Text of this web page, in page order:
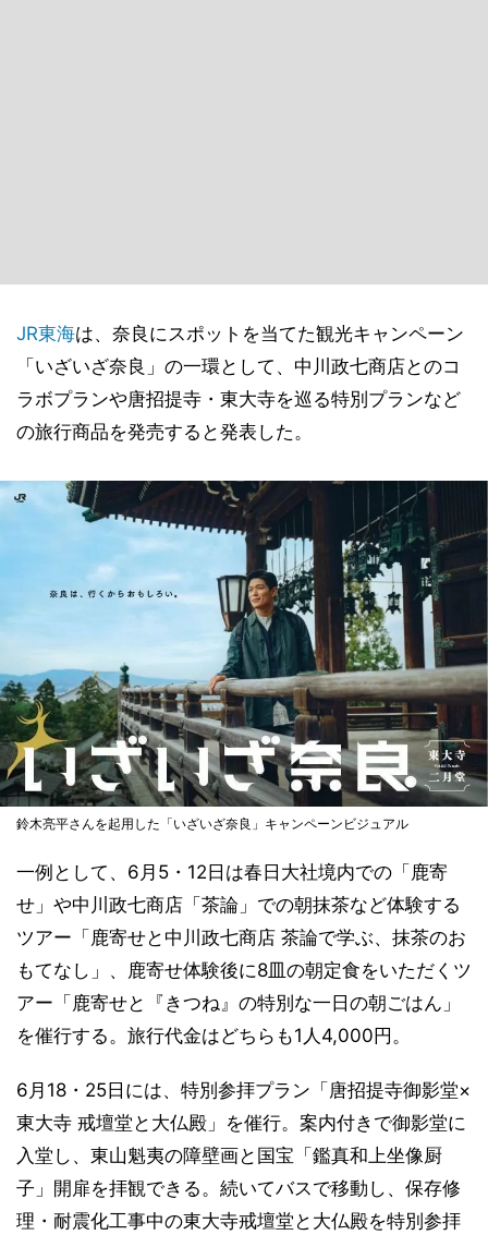
JR東海は、奈良にスポットを当てた観光キャンペーン
「いざいざ奈良」の一環として、中川政七商店とのコ
ラボプランや唐招提寺・東大寺を巡る特別プランなど
の旅行商品を発売すると発表した。
鈴木亮平さんを起用した「いざいざ奈良」キャンペーンビジュアル
一例として、6月5・12日は春日大社境内での「鹿寄
せ」や中川政七商店「茶論」での朝抹茶など体験する
ツアー「鹿寄せと中川政七商店 茶論で学ぶ、抹茶のお
もてなし」、鹿寄せ体験後に8皿の朝定食をいただくツ
アー「鹿寄せと『きつね』の特別な一日の朝ごはん」
を催行する。旅行代金はどちらも1人4,000円。
6月18・25日には、特別参拝プラン「唐招提寺御影堂×
東大寺 戒壇堂と大仏殿」を催行。案内付きで御影堂に
入堂し、東山魁夷の障壁画と国宝「鑑真和上坐像厨
子」開扉を拝観できる。続いてバスで移動し、保存修
理・耐震化工事中の東大寺戒壇堂と大仏殿を特別参拝